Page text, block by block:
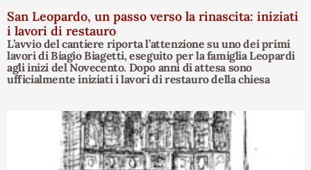
San Leopardo, un passo verso la rinascita: iniziati
i lavori di restauro
L’avvio del cantiere riporta l’attenzione su uno dei primi
lavori di Biagio Biagetti, eseguito per la famiglia Leopardi
agli inizi del Novecento. Dopo anni di attesa sono
ufficialmente iniziati i lavori di restauro della chiesa